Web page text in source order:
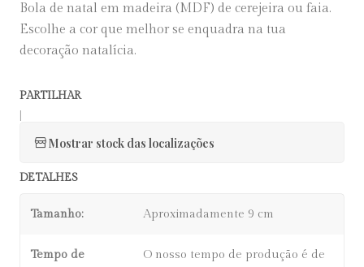
Bola de natal em madeira (MDF) de cerejeira ou faia.
Escolhe a cor que melhor se enquadra na tua
decoração natalícia.
PARTILHAR
Mostrar stock das localizações
DETALHES
Tamanho: Aproximadamente 9 cm
Tempo de
O nosso tempo de produção é de